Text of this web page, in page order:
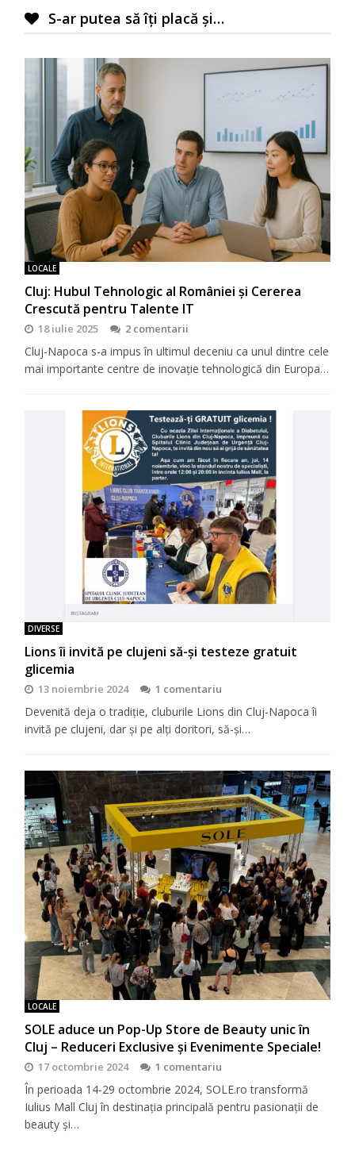
S-ar putea să îți placă și…
LOCALE
Cluj: Hubul Tehnologic al României și Cererea
Crescută pentru Talente IT
18 iulie 2025 2 comentarii
Cluj-Napoca s-a impus în ultimul deceniu ca unul dintre cele
mai importante centre de inovație tehnologică din Europa…
DIVERSE
Lions îi invită pe clujeni să-şi testeze gratuit
glicemia
13 noiembrie 2024 1 comentariu
Devenită deja o tradiţie, cluburile Lions din Cluj-Napoca îi
invită pe clujeni, dar şi pe alţi doritori, să-şi…
LOCALE
SOLE aduce un Pop-Up Store de Beauty unic în
Cluj – Reduceri Exclusive și Evenimente Speciale!
17 octombrie 2024 1 comentariu
În perioada 14-29 octombrie 2024, SOLE.ro transformă
Iulius Mall Cluj în destinația principală pentru pasionații de
beauty și…